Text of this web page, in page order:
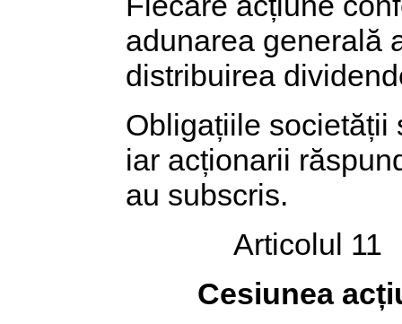
adunarea generală
distribuirea
Obligațiile societății
iar acționarii
au subscris.
Articolul 11
Cesiunea